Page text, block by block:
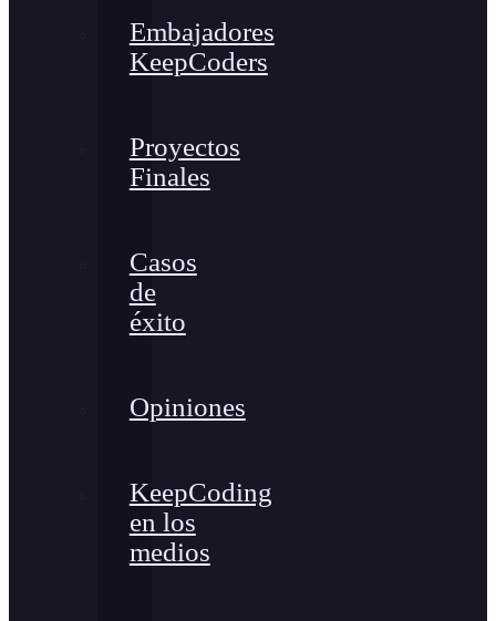
Embajadores
KeepCoders
Proyectos
Finales
Casos
de
éxito
Opiniones
KeepCoding
en los
medios